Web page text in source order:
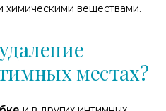
химическими веществами.
местах?